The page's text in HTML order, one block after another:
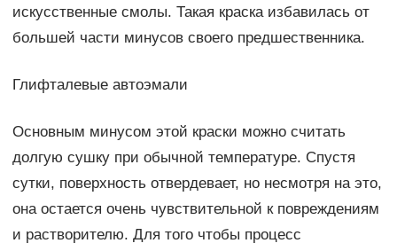
искусственные смолы. Такая краска избавилась от
большей части минусов своего предшественника.
Глифталевые автоэмали
Основным минусом этой краски можно считать
долгую сушку при обычной температуре. Спустя
сутки, поверхность отвердевает, но несмотря на это,
она остается очень чувствительной к повреждениям
и растворителю. Для того чтобы процесс